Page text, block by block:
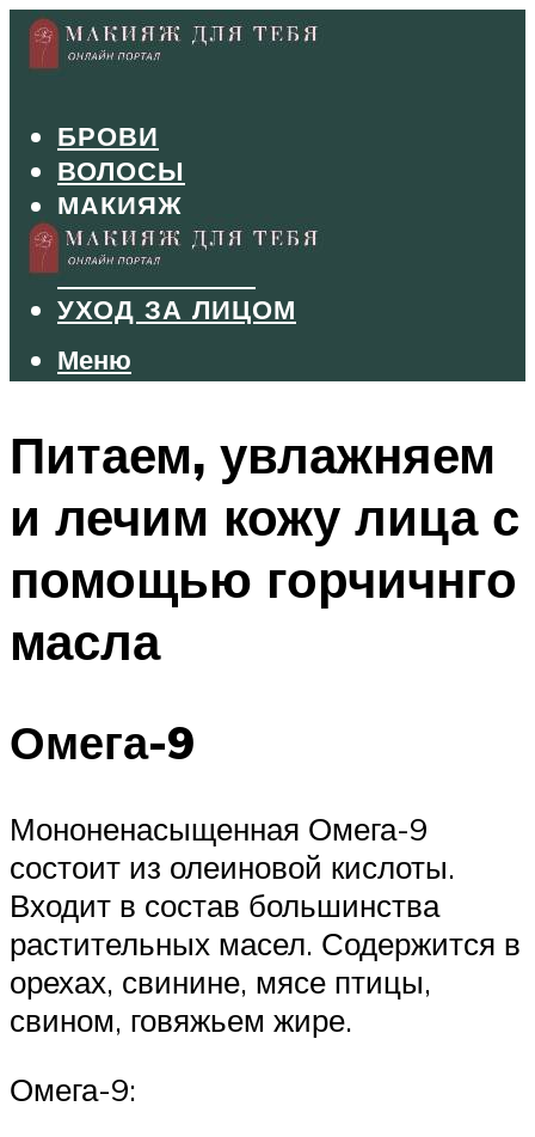
БРОВИ
ВОЛОСЫ
МАКИЯЖ
МАНИКЮР
ТУШЬ И ТЕНИ
УХОД ЗА ЛИЦОМ
Меню
Меню
Питаем, увлажняем
и лечим кожу лица с
помощью горчичнго
масла
Омега-9
Мононенасыщенная Омега-9
состоит из олеиновой кислоты.
Входит в состав большинства
растительных масел. Содержится в
орехах, свинине, мясе птицы,
свином, говяжьем жире.
Омега-9: